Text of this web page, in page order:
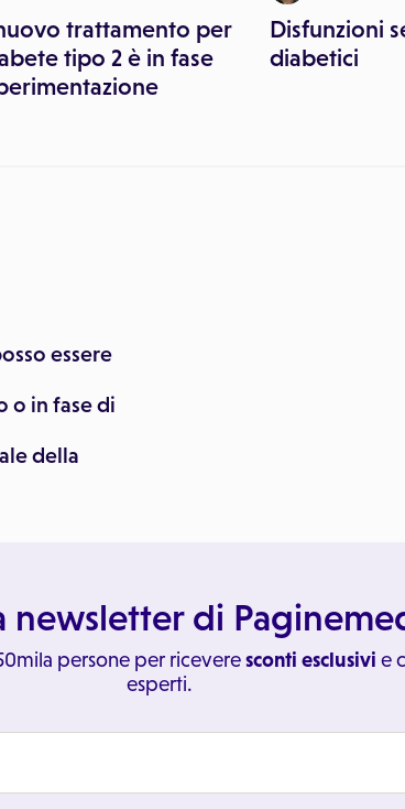
trattamento per
tipo 2 è in fase
Disfunzioni
diabetici
essere
o in fase di
della
newsletter di
persone per riceveresconti esclusivi e
esperti.